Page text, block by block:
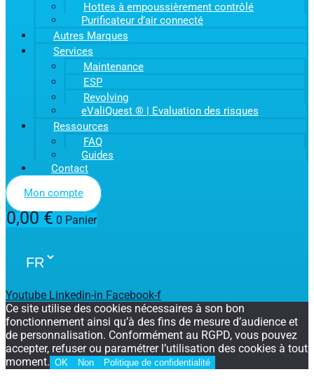
Hottes à empoussièrement contrôlé
Purificateur d’air connecté
Autres Marques
Services
Maintenance
ESP
Revolving
eValiQuest ® | Evaluation des risques
Ressources
FAQ
Guides
Contact
Mon compte
0,00€ 0 Panier
Youtube Linkedin-in Facebook-f
Ce site utilise des cookies nécessaires à son bon
fonctionnement ainsi qu’à des fins de mesure d’audience et
de personnalisation. Conformément au RGPD, vous pouvez
accepter, refuser ou paramétrer l’utilisation des cookies à tout
moment. OK Non Politique de confidentialité